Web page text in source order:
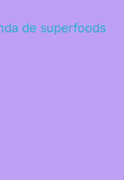
de superfoods